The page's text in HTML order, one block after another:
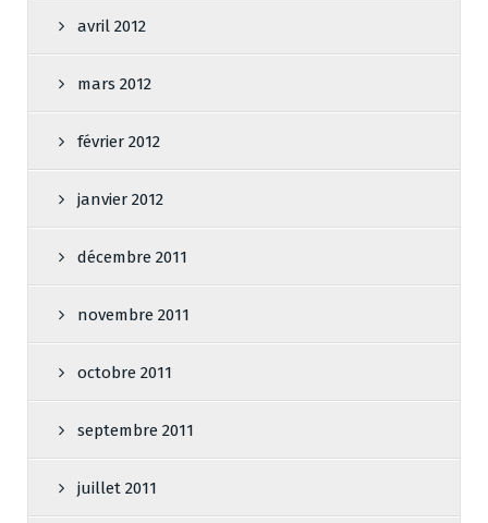
avril 2012
mars 2012
février 2012
janvier 2012
décembre 2011
novembre 2011
octobre 2011
septembre 2011
juillet 2011